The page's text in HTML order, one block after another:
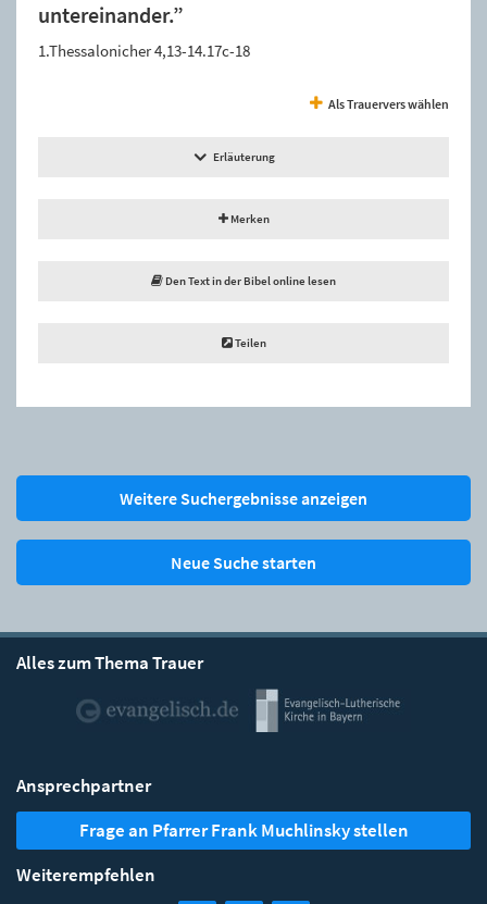
untereinander.”
1.Thessalonicher 4,13-14.17c-18
Als Trauervers wählen
Erläuterung
Merken
Den Text in der Bibel online lesen
Teilen
Weitere Suchergebnisse anzeigen
Neue Suche starten
Alles zum Thema Trauer
Ansprechpartner
Frage an Pfarrer Frank Muchlinsky stellen
Weiterempfehlen